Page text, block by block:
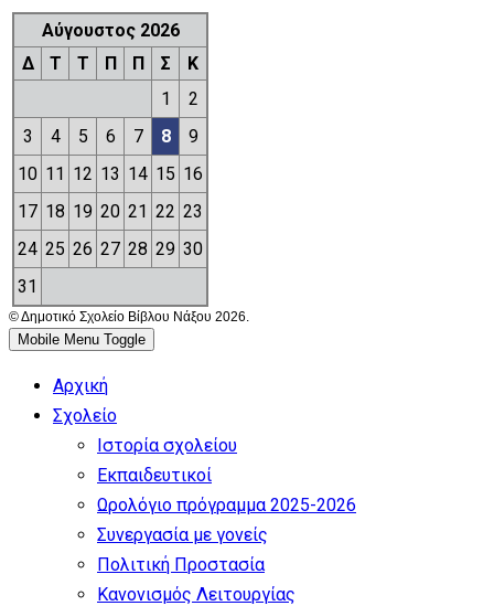
Αύγουστος 2026
Δ
Τ Τ Π Π Σ
Κ
1
2
3
4 5 6 7 8
9
10 11 12 13 14 15 16
17 18 19 20 21 22 23
24 25 26 27 28 29 30
31
© Δημοτικό Σχολείο Βίβλου Νάξου 2026.
Mobile Menu Toggle
Αρχική
Σχολείο
Ιστορία σχολείου
Εκπαιδευτικοί
Ωρολόγιο πρόγραμμα 2025-2026
Συνεργασία με γονείς
Πολιτική Προστασία
Κανονισμός Λειτουργίας